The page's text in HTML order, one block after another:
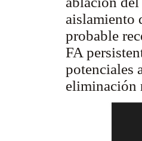
aislamiento
probable
FA
potenciales
eliminación